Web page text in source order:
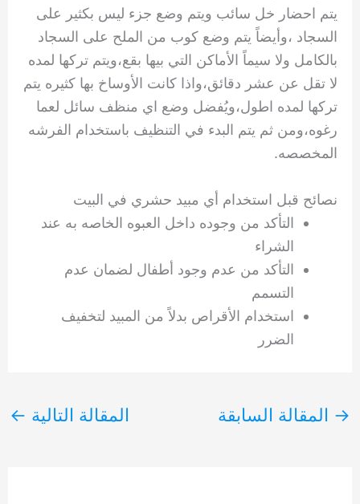
يتم احضار خل سائب ويتم وضع جزء ليس بكثير على
السجاد ،وأيضاً يتم وضع كوب من الملح على السجاد
بالكامل ولا سيماً الأماكن التي بيها بقع،ويتم تركها لمده
لا تقل عن عشر دقائق،واذا كانت الأوساخ بها كثيره يتم
تركها لمده اطول،ويُفضل وضع اي منظف سائل لعما
رغوه،ومن ثم يتم البدء في التنظيف باستخدام الفرشه
المخصصه.
نصائح قبل استخدام أي مبيد حشري في البيت
التأكد من وجوده داخل العبوه الخاصه به عند
الشراء
التأكد من عدم وجود أطفال لضمان عدم
التسمم
استخدام الأقراص بدلاً من المبيد لتخفيف
الضرر
→ المقالة السابقة المقالة التالية ←